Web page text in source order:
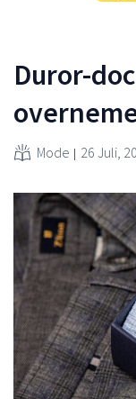
Duror-
Mode 26 Juli,